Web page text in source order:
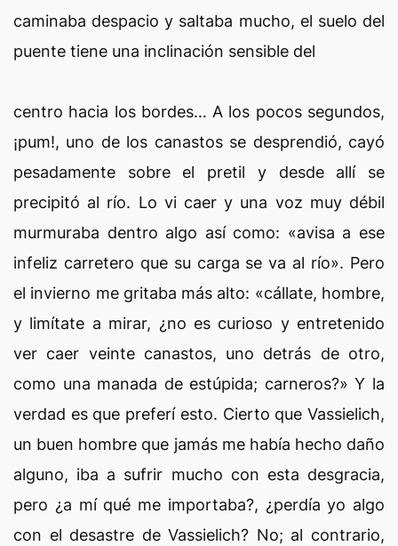
caminaba despacio y saltaba mucho, el suelo del
puente tiene una inclinación sensible del
centro hacia los bordes… A los pocos segundos,
¡pum!, uno de los canastos se desprendió, cayó
pesadamente sobre el pretil y desde allí se
precipitó al río. Lo vi caer y una voz muy débil
murmuraba dentro algo así como: «avisa a ese
infeliz carretero que su carga se va al río». Pero
el invierno me gritaba más alto: «cállate, hombre,
y limítate a mirar, ¿no es curioso y entretenido
ver caer veinte canastos, uno detrás de otro,
como una manada de estúpida; carneros?» Y la
verdad es que preferí esto. Cierto que Vassielich,
un buen hombre que jamás me había hecho daño
alguno, iba a sufrir mucho con esta desgracia,
pero ¿a mí qué me importaba?, ¿perdía yo algo
con el desastre de Vassielich? No; al contrario,